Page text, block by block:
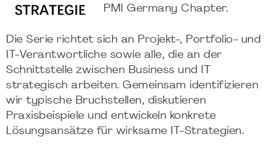
PMI Germany Chapter.
Die Serie richtet sich an Projekt-, Portfolio- und
IT-Verantwortliche sowie alle, die an der
Schnittstelle zwischen Business und IT
strategisch arbeiten. Gemeinsam identifizieren
wir typische Bruchstellen, diskutieren
Praxisbeispiele und entwickeln konkrete
Lösungsansätze für wirksame IT-Strategien.